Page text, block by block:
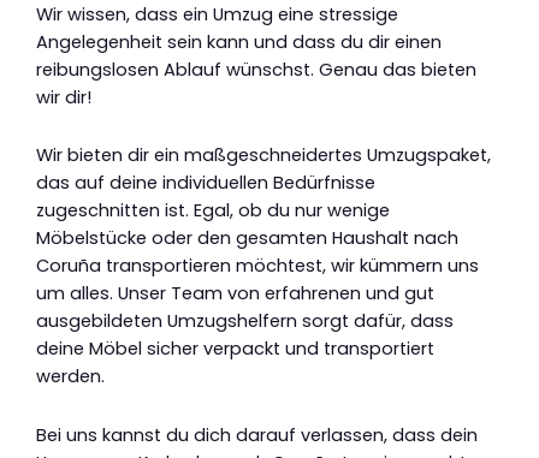
Wir wissen, dass ein Umzug eine stressige
Angelegenheit sein kann und dass du dir einen
reibungslosen Ablauf wünschst. Genau das bieten
wir dir!
Wir bieten dir ein maßgeschneidertes Umzugspaket,
das auf deine individuellen Bedürfnisse
zugeschnitten ist. Egal, ob du nur wenige
Möbelstücke oder den gesamten Haushalt nach
Coruña transportieren möchtest, wir kümmern uns
um alles. Unser Team von erfahrenen und gut
ausgebildeten Umzugshelfern sorgt dafür, dass
deine Möbel sicher verpackt und transportiert
werden.
Bei uns kannst du dich darauf verlassen, dass dein